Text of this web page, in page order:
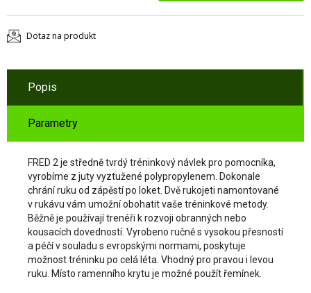
Dotaz na produkt
Popis
Parametry
FRED 2 je středně tvrdý tréninkový návlek pro pomocníka,
vyrobíme z juty vyztužené polypropylenem. Dokonale
chrání ruku od zápěstí po loket. Dvě rukojeti namontované
v rukávu vám umožní obohatit vaše tréninkové metody.
Běžně je používají trenéři k rozvoji obranných nebo
kousacích dovedností. Vyrobeno ručně s vysokou přesností
a péčí v souladu s evropskými normami, poskytuje
možnost tréninku po celá léta. Vhodný pro pravou i levou
ruku. Místo ramenního krytu je možné použít řemínek.